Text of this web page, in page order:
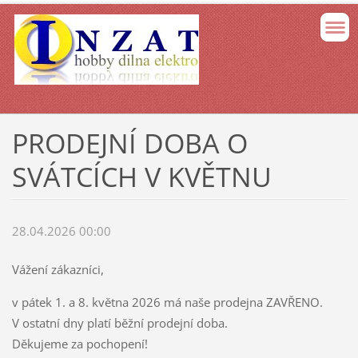
PRODEJNÍ DOBA O
SVÁTCÍCH V KVĚTNU
28.04.2026 00:00
Vážení zákazníci,
v pátek 1. a 8. května 2026 má naše prodejna ZAVŘENO.
V ostatní dny platí běžní prodejní doba.
Děkujeme za pochopení!